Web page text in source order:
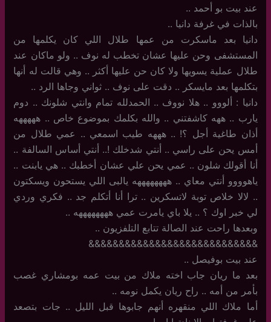
عند بيت بو أحمد ..
بالذات في غرفة دانيا ..
دانيا بعد ماسكرت من عمها طلال اللي كان يكلمها من
المستشفى وحن عليها عشان تخطب له نوف .. ولو ماكان عند
طلال عملية يسويها ولا كان حن عليها أكثر .. وهي قالت له أنها
بتكلمها بعد مايسكر .. دقت على نوف .. ثواني وجاها الرد ..
دانيا : ألووو .. هلا نووف .. الحمدلله تمام وانتي شلونك .. دوم
يارب .. ههه كاشفتني .. والله بكلمك بموضوع خاص .. هههههه
أذان طاغية أجل ؟! .. هههه طيب اسمعي .. عمي طلال من
أمس يحن على راسي .. أنتي شدخلك !.. أنتي أساس السالفة ..
أنا أقولك شلون .. عمي يحن علي عشان أخطبك .. هي يابنت ..
ياهوووو أنتي معاي .. ههههههههه يالبى اللي يستحون ويسكتون
.. لالا خلاص توبة لاتسكرين .. ترا أنا أتكلم جد .. فكري وردي
لي خبر اوك ؟ .. يلا باي يامرت عمي ههههههههه ..
وبعدها راحت عند الصالة تتابع التلفزيون ..
&&&&&&&&&&&&&&&&&&&&&&&&&&&&
عند بيت بوفيصل ..
بعد ما ريان جاب اخته ملاك من بيت عمه بومشاري غصب
بأمر من أمه .. راح ريان يكمل نومه ..
أما ملاك اللي منقهره أنهم جابوها قبل الليل .. جات بتصعد